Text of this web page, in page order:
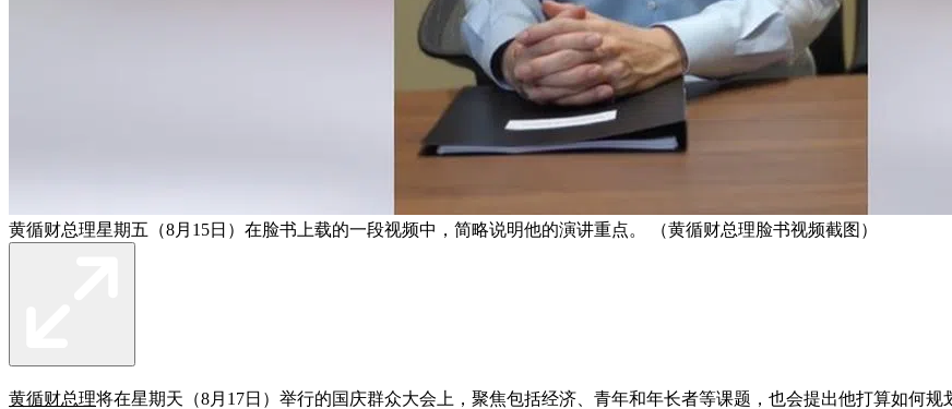
黄循财总理星期五（8月15日）在脸书上载的一段视频中，简略说明他的演讲重点。 （黄循财总理脸书视频截图）
黄循财总理将在星期天（8月17日）举行的国庆群众大会上，聚焦包括经济、青年和年长者等课题，也会提出他打算如何规